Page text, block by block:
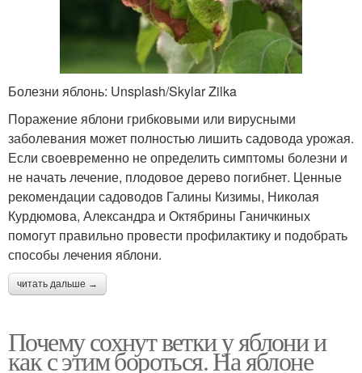
Болезни яблонь: Unsplash/Skylar Zilka
Поражение яблони грибковыми или вирусными
заболевания может полностью лишить садовода урожая.
Если своевременно не определить симптомы болезни и
не начать лечение, плодовое дерево погибнет. Ценные
рекомендации садоводов Галины Кизимы, Николая
Курдюмова, Александра и Октябрины Ганичкиных
помогут правильно провести профилактику и подобрать
способы лечения яблони.
читать дальше →
Почему сохнут ветки у яблони и
как с этим бороться. На яблоне